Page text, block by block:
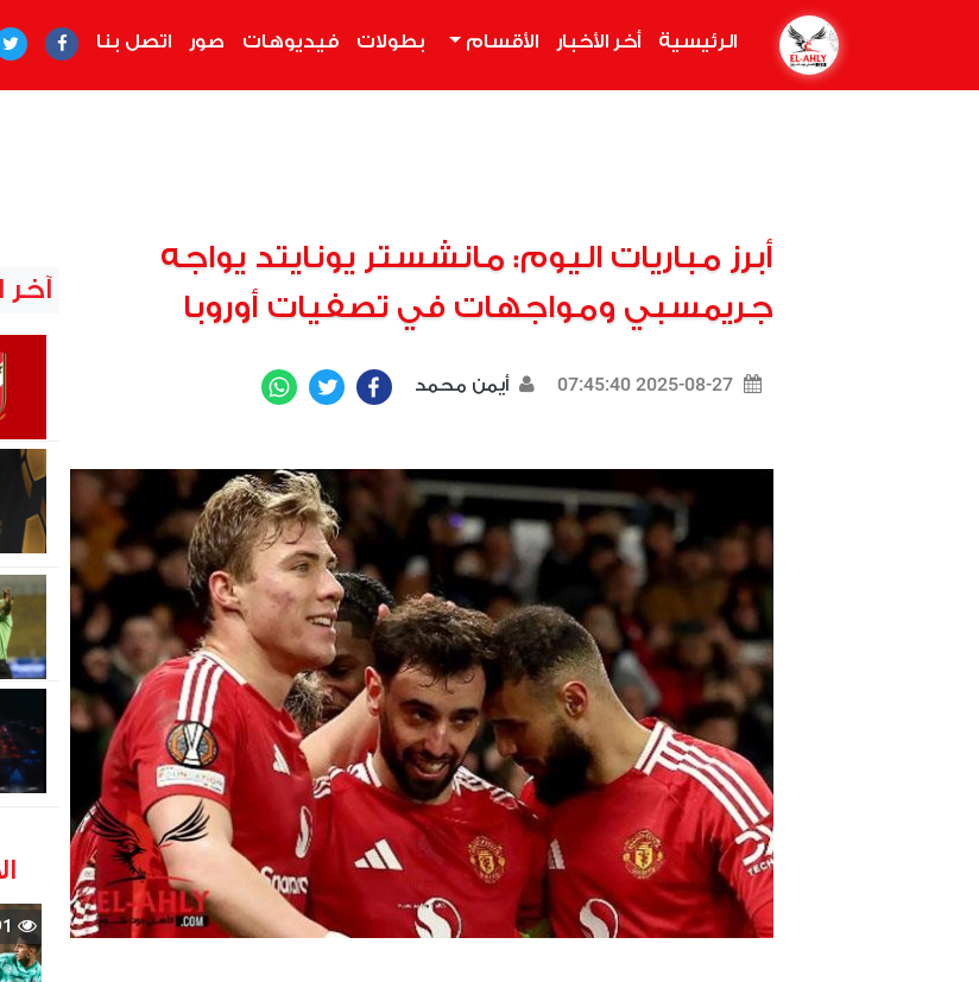
الرئيسية أخر الأخبار الأقسام بطولات فيديوهات صور اتصل بنا
أبرز مباريات اليوم: مانشستر يونايتد يواجه
جريمسبي ومواجهات في تصفيات أوروبا
2025-08-27 07:45:40 أيمن محمد Facebook
Twitter
آخر